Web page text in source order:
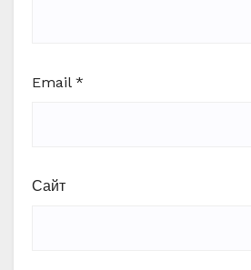
Email *
Сайт